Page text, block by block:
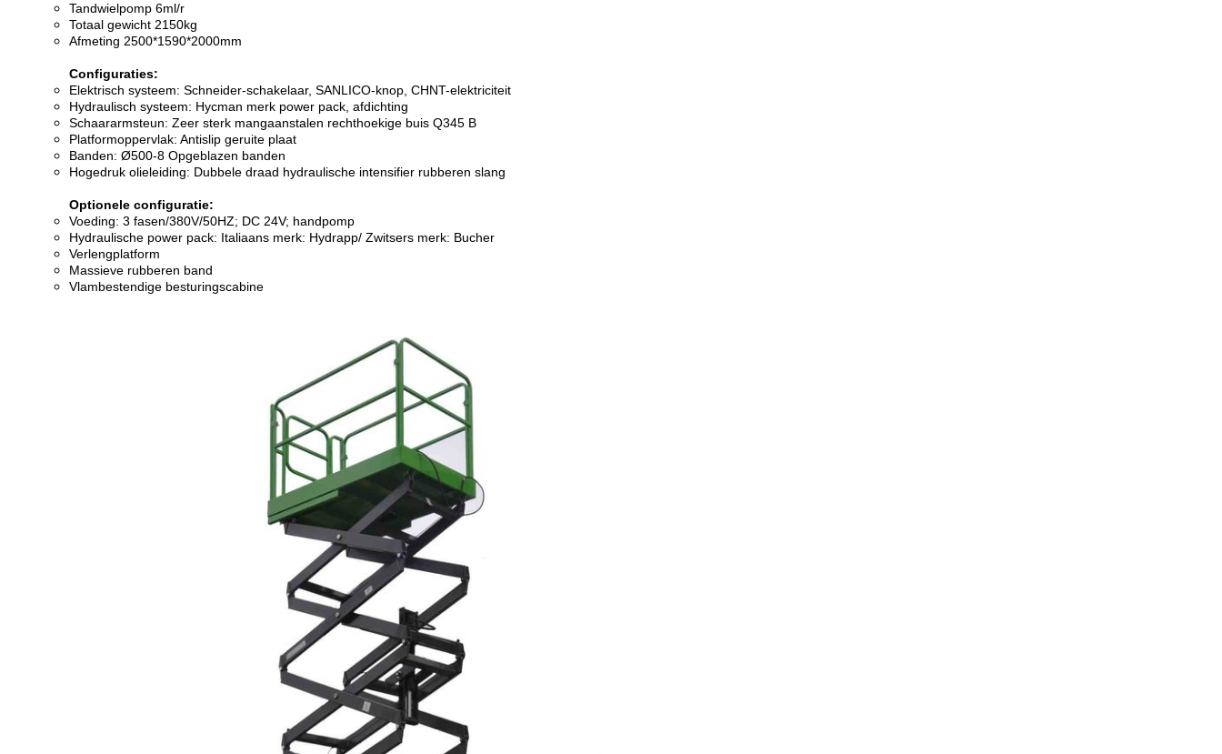
Tandwielpomp 6ml/r
Totaal gewicht 2150kg
Afmeting 2500*1590*2000mm
Configuraties:
Elektrisch systeem: Schneider-schakelaar, SANLICO-knop, CHNT-elektriciteit
Hydraulisch systeem: Hycman merk power pack, afdichting
Schaararmsteun: Zeer sterk mangaanstalen rechthoekige buis Q345 B
Platformoppervlak: Antislip geruite plaat
Banden: Ø500-8 Opgeblazen banden
Hogedruk olieleiding: Dubbele draad hydraulische intensifier rubberen slang
Optionele configuratie:
Voeding: 3 fasen/380V/50HZ; DC 24V; handpomp
Hydraulische power pack: Italiaans merk: Hydrapp/ Zwitsers merk: Bucher
Verlengplatform
Massieve rubberen band
Vlambestendige besturingscabine